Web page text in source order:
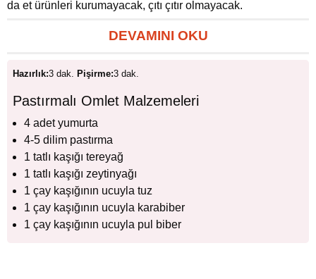
da et ürünleri kurumayacak, çıtı çıtır olmayacak.
DEVAMINI OKU
Hazırlık:3 dak. Pişirme:3 dak.
Pastırmalı Omlet Malzemeleri
4 adet yumurta
4-5 dilim pastırma
1 tatlı kaşığı tereyağ
1 tatlı kaşığı zeytinyağı
1 çay kaşığının ucuyla tuz
1 çay kaşığının ucuyla karabiber
1 çay kaşığının ucuyla pul biber